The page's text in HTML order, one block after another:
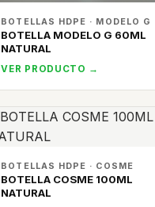
BOTELLAS HDPE · MODELO G
BOTELLA MODELO G 60ML
NATURAL
VER PRODUCTO →
BOTELLAS HDPE · COSME
BOTELLA COSME 100ML
NATURAL